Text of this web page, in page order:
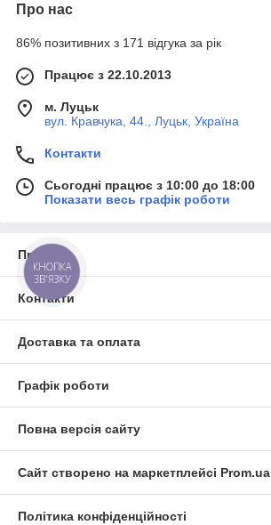
Про нас
86% позитивних з 171 відгука за рік
Працює з 22.10.2013
м. Луцьк
вул. Кравчука, 44., Луцьк, Україна
Контакти
Сьогодні працює з 10:00 до 18:00
Показати весь графік роботи
Про нас
Контакти
Доставка та оплата
Графік роботи
Повна версія сайту
Сайт створено на маркетплейсі Prom.ua
Політика конфіденційності
КНОПКА
ЗВ'ЯЗКУ